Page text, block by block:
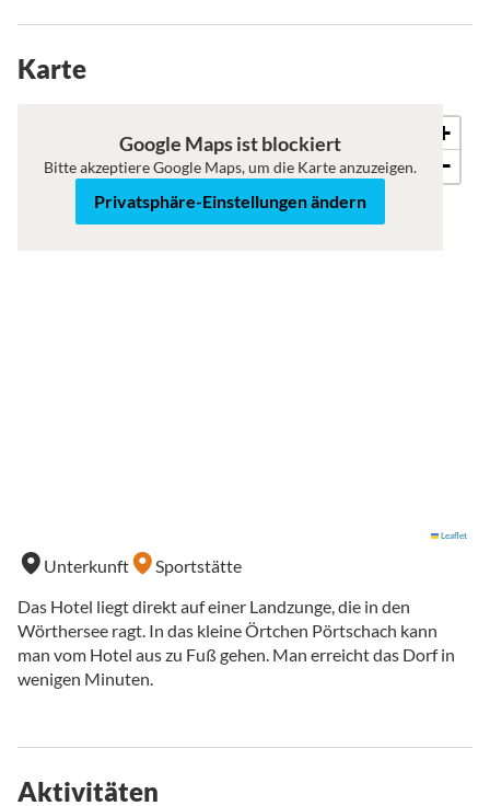
Karte
Satellit
+
−
Leaflet
Google Maps ist blockiert
Bitte akzeptiere Google Maps, um die Karte anzuzeigen.
Privatsphäre-Einstellungen ändern
Unterkunft
Sportstätte
Das Hotel liegt direkt auf einer Landzunge, die in den
Wörthersee ragt. In das kleine Örtchen Pörtschach kann
man vom Hotel aus zu Fuß gehen. Man erreicht das Dorf in
wenigen Minuten.
Aktivitäten